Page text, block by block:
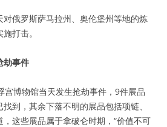
俄罗斯萨马拉州、奥伦堡州等地的炼
打击。
劫事件
宫博物馆当天发生抢劫事件，9件展品
到，其余下落不明的展品包括项链、
这些展品属于拿破仑时期，“价值不可